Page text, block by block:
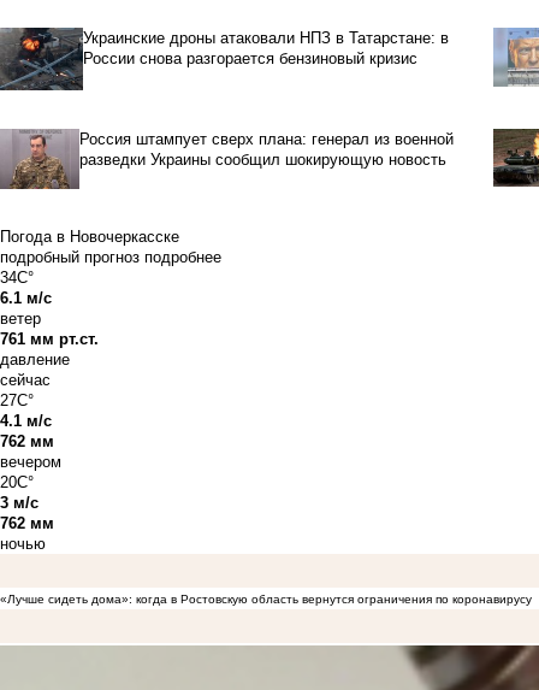
Украинские дроны атаковали НПЗ в Татарстане: в
России снова разгорается бензиновый кризис
Россия штампует сверх плана: генерал из военной
разведки Украины сообщил шокирующую новость
Погода в Новочеркасске
подробный прогноз подробнее
34C°
6.1 м/с
ветер
761 мм рт.ст.
давление
сейчас
27C°
4.1 м/с
762 мм
вечером
20C°
3 м/с
762 мм
ночью
«Лучше сидеть дома»: когда в Ростовскую область вернутся ограничения по коронавирусу